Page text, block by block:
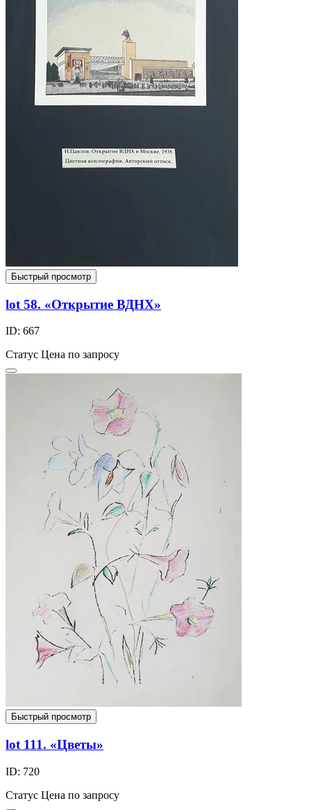
Быстрый просмотр
lot 58. «Открытие ВДНХ»
ID: 667
Статус Цена по запросу
Быстрый просмотр
lot 111. «Цветы»
ID: 720
Статус Цена по запросу